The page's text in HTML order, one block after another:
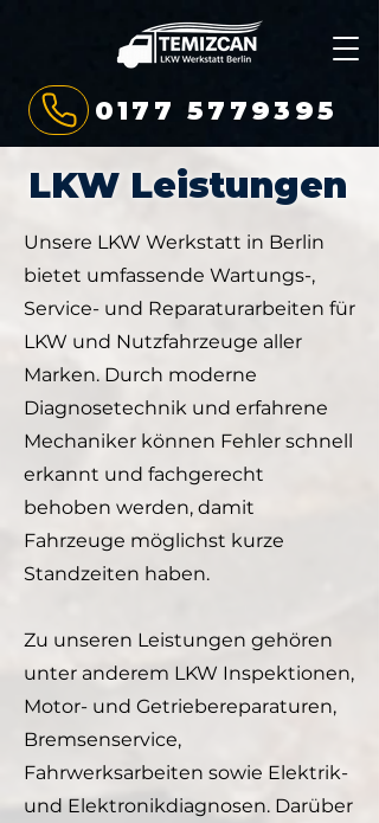
0177 5779395
LKW Leistungen
Unsere LKW Werkstatt in Berlin
bietet umfassende Wartungs-,
Service- und Reparaturarbeiten für
LKW und Nutzfahrzeuge aller
Marken. Durch moderne
Diagnosetechnik und erfahrene
Mechaniker können Fehler schnell
erkannt und fachgerecht
behoben werden, damit
Fahrzeuge möglichst kurze
Standzeiten haben.
Zu unseren Leistungen gehören
unter anderem LKW Inspektionen,
Motor- und Getriebereparaturen,
Bremsenservice,
Fahrwerksarbeiten sowie Elektrik-
und Elektronikdiagnosen. Darüber